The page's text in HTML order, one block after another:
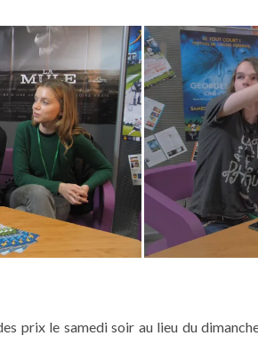
prix le samedi soir au lieu du